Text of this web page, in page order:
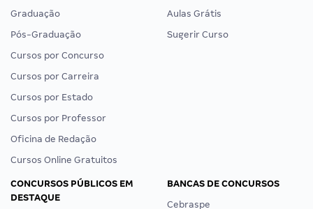
Graduação
Pós-Graduação
Cursos por Concurso
Cursos por Carreira
Cursos por Estado
Cursos por Professor
Oficina de Redação
Cursos Online Gratuitos
Aulas Grátis
Sugerir Curso
CONCURSOS PÚBLICOS EM
DESTAQUE
BANCAS DE CONCURSOS
Cebraspe